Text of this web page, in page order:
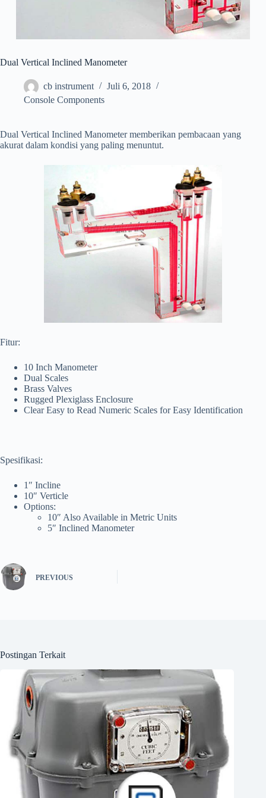
Dual Vertical Inclined Manometer
cb instrument
Juli 6, 2018
Console Components
Dual Vertical Inclined Manometer memberikan pembacaan yang
akurat dalam kondisi yang paling menuntut.
Fitur:
10 Inch Manometer
Dual Scales
Brass Valves
Rugged Plexiglass Enclosure
Clear Easy to Read Numeric Scales for Easy Identification
Spesifikasi:
1″ Incline
10″ Verticle
Options:
10″ Also Available in Metric Units
5″ Inclined Manometer
PREVIOUS
Postingan Terkait